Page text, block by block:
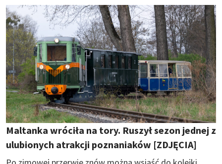
Maltanka wróciła na tory. Ruszył sezon jednej z
ulubionych atrakcji poznaniaków [ZDJĘCIA]